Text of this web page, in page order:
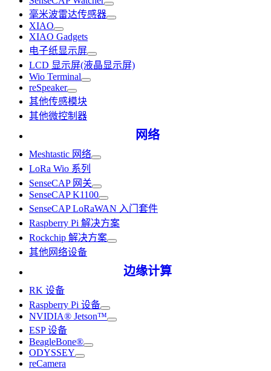
毫米波雷达传感器
XIAO
XIAO Gadgets
电子纸显示屏
LCD 显示屏(液晶显示屏)
Wio Terminal
reSpeaker
其他传感模块
其他微控制器
网络
Meshtastic 网络
LoRa Wio 系列
SenseCAP 网关
SenseCAP K1100
SenseCAP LoRaWAN 入门套件
Raspberry Pi 解决方案
Rockchip 解决方案
其他网络设备
边缘计算
RK 设备
Raspberry Pi 设备
NVIDIA® Jetson™
ESP 设备
BeagleBone®
ODYSSEY
reCamera